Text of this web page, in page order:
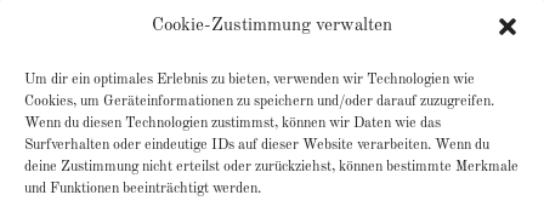
Cookie-Zustimmung verwalten
Um dir ein optimales Erlebnis zu bieten, verwenden wir Technologien wie
Cookies, um Geräteinformationen zu speichern und/oder darauf zuzugreifen.
Wenn du diesen Technologien zustimmst, können wir Daten wie das
Surfverhalten oder eindeutige IDs auf dieser Website verarbeiten. Wenn du
deine Zustimmung nicht erteilst oder zurückziehst, können bestimmte Merkmale
und Funktionen beeinträchtigt werden.
erkunden können. Ziel ist es, für die Jugendlichen
einen Arbeitsplatz und eine eigene
Wohnmöglichkeit zu finden, damit sie ein
selbstständiges Leben in Georgien beginnen
können.